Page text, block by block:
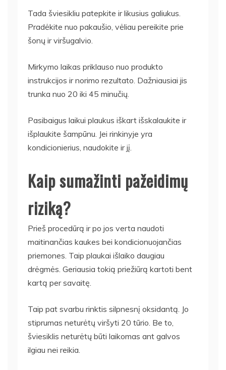
Tada šviesikliu patepkite ir likusius galiukus.
Pradėkite nuo pakaušio, vėliau pereikite prie
šonų ir viršugalvio.
Mirkymo laikas priklauso nuo produkto
instrukcijos ir norimo rezultato. Dažniausiai jis
trunka nuo 20 iki 45 minučių.
Pasibaigus laikui plaukus iškart išskalaukite ir
išplaukite šampūnu. Jei rinkinyje yra
kondicionierius, naudokite ir jį.
Kaip sumažinti pažeidimų
riziką?
Prieš procedūrą ir po jos verta naudoti
maitinančias kaukes bei kondicionuojančias
priemones. Taip plaukai išlaiko daugiau
drėgmės. Geriausia tokią priežiūrą kartoti bent
kartą per savaitę.
Taip pat svarbu rinktis silpnesnį oksidantą. Jo
stiprumas neturėtų viršyti 20 tūrio. Be to,
šviesiklis neturėtų būti laikomas ant galvos
ilgiau nei reikia.